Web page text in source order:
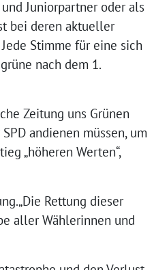
Juniorpartner oder als
bei deren aktueller
Stimme für eine sich
nach dem 1.
Zeitung uns Grünen
andienen müssen, um
„höheren Werten“,
Rettung dieser
aller Wählerinnen und